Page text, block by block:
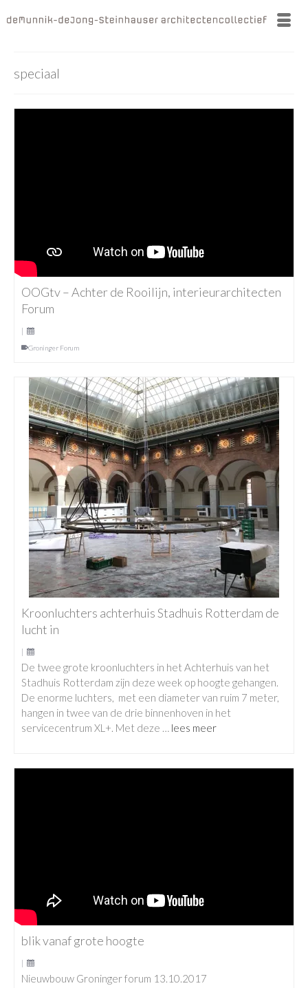
speciaal
OOGtv – Achter de Rooilijn, interieurarchitecten
Forum
Groninger Forum
Kroonluchters achterhuis Stadhuis Rotterdam de
lucht in
|
De twee grote kroonluchters in het Achterhuis van het
Stadhuis Rotterdam zijn deze week op hoogte gehangen.
De enorme luchters, met een diameter van ruim 7 meter,
hangen in twee van de drie binnenhoven in het
servicecentrum XL+. Met deze … lees meer
blik vanaf grote hoogte
Nieuwbouw Groninger forum 13.10.2017